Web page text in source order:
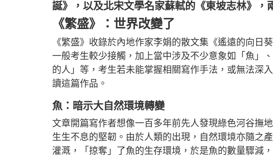
誕》，以及北宋文學名家蘇軾的《東坡志林》，
《繁盛》：世界改變了
《繁盛》收錄於內地作家李娟的散文集《遙遠的向日
一般考生較少接觸，加上當中涉及不少意象如「魚」
的人」等，考生若未能掌握相關寫作手法，或無法深
讀這篇作品。
魚：暗示大自然環境轉變
文章開篇寫作者想像一百多年前先人發現綠色河谷撫
生生不息的堅韌。由於人類的出現，自然環境亦隨之
灌溉，「掠奪」了魚的生存環境，於是魚的數量驟減